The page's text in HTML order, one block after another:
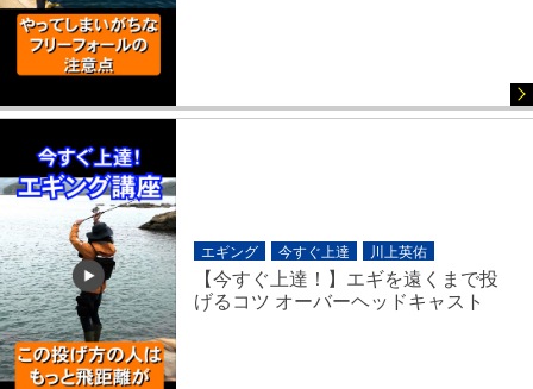
エギング 今すぐ上達 川上英佑
【今すぐ上達！】エギを遠くまで投
げるコツ オーバーヘッドキャスト